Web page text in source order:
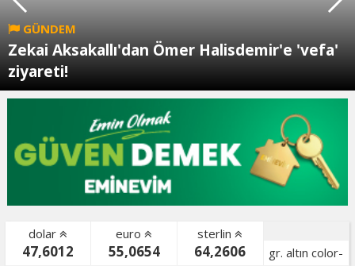
GÜNDEM
Zekai Aksakallı'dan Ömer Halisdemir'e 'vefa'
ziyareti!
dolar
47,6012
euro
55,0654
sterlin
64,2606
gr. altın color-